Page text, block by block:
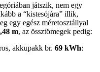
játszik, nem egy
a “kistesójára” illik,
egy egész méretosztállyal
m, az össztömegek pedig:
akkupakk br. 69 kWh: